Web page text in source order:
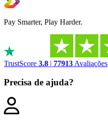
Pay Smarter, Play Harder.
TrustScore 3.8 | 77913 Avaliações
Precisa de ajuda?